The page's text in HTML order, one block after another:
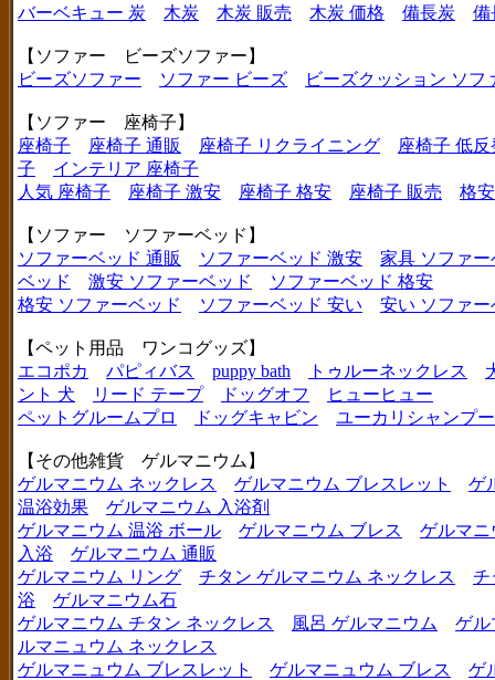
バーベキュー 炭
木炭 木炭 販売 木炭 価格 備長炭 備
【ソファー ビーズソファー】
ビーズソファー
ソファー ビーズ ビーズクッション ソフ
【ソファー 座椅子】
座椅子
座椅子 通販 座椅子 リクライニング
座椅子 低反
子
インテリア 座椅子
人気 座椅子
座椅子 激安 座椅子 格安 座椅子 販売 格
【ソファー ソファーベッド】
ソファーベッド 通販
ソファーベッド 激安
家具 ソファー
ベッド
激安 ソファーベッド
ソファーベッド 格安
格安 ソファーベッド
ソファーベッド 安い 安い ソファー
【ペット用品 ワンコグッズ】
エコポカ
パピィバス puppy bath トゥルーネックレス
ント 犬
リード テープ ドッグオフ
ヒューヒュー
ペットグルームプロ
ドッグキャビン ユーカリシャンプー
【その他雑貨 ゲルマニウム】
ゲルマニウム ネックレス
ゲルマニウム ブレスレット
ゲ
温浴効果
ゲルマニウム 入浴剤
ゲルマニウム 温浴 ボール
ゲルマニウム ブレス
ゲルマニ
入浴
ゲルマニウム 通販
ゲルマニウム リング
チタン ゲルマニウム ネックレス
チ
浴
ゲルマニウム石
ゲルマニウム チタン ネックレス
風呂 ゲルマニウム
ゲル
ルマニュウム ネックレス
ゲルマニュウム ブレスレット
ゲルマニュウム ブレス
ゲ